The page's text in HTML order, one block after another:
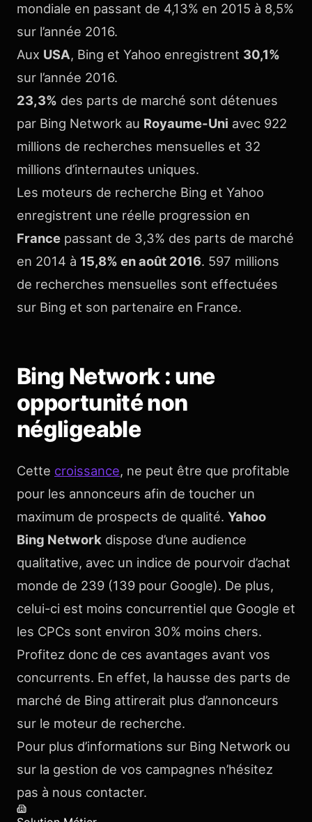
mondiale en passant de 4,13% en 2015 à 8,5%
sur l’année 2016.
Aux USA, Bing et Yahoo enregistrent 30,1%
sur l’année 2016.
23,3% des parts de marché sont détenues
par Bing Network au Royaume-Uni avec 922
millions de recherches mensuelles et 32
millions d’internautes uniques.
Les moteurs de recherche Bing et Yahoo
enregistrent une réelle progression en
France passant de 3,3% des parts de marché
en 2014 à 15,8% en août 2016. 597 millions
de recherches mensuelles sont effectuées
sur Bing et son partenaire en France.
Bing Network : une
opportunité non
négligeable
Cette croissance, ne peut être que profitable
pour les annonceurs afin de toucher un
maximum de prospects de qualité. Yahoo
Bing Network dispose d’une audience
qualitative, avec un indice de pourvoir d’achat
monde de 239 (139 pour Google). De plus,
celui-ci est moins concurrentiel que Google et
les CPCs sont environ 30% moins chers.
Profitez donc de ces avantages avant vos
concurrents. En effet, la hausse des parts de
marché de Bing attirerait plus d’annonceurs
sur le moteur de recherche.
Pour plus d’informations sur Bing Network ou
sur la gestion de vos campagnes n’hésitez
pas à nous contacter.